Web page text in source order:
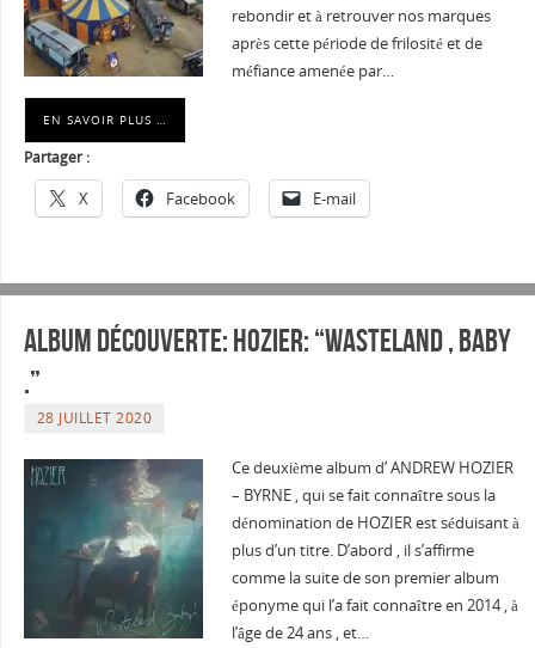
rebondir et à retrouver nos marques
après cette période de frilosité et de
méfiance amenée par…
EN SAVOIR PLUS …
Partager :
X Facebook E-mail
Album découverte: HOZIER: “WASTELAND , BABY
.”
28 JUILLET 2020
Ce deuxième album d’ ANDREW HOZIER
– BYRNE , qui se fait connaître sous la
dénomination de HOZIER est séduisant à
plus d’un titre. D’abord , il s’affirme
comme la suite de son premier album
éponyme qui l’a fait connaître en 2014 , à
l’âge de 24 ans , et…